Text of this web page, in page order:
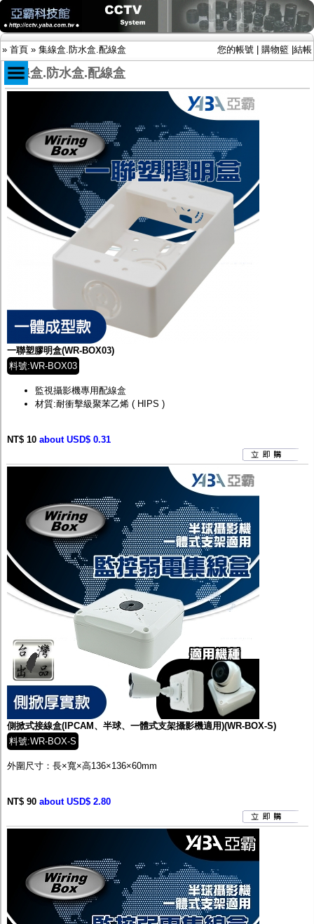
» 首頁 » 集線盒.防水盒.配線盒 您的帳號 購物籃 結帳
限時促銷特惠專案
IP網路攝影機及錄放影機
AHD DVR數位錄放影機
AHD半球型(適用屋內)
AHD中小型紅外線攝影機(適用騎樓、室內外)
AHD防護罩型攝影機(適用屋外，紅外線照射
距離遠）
AHD特殊功能型攝影機
旋轉型攝影機.旋轉台
傳統高解析攝影機
多路攝影機單軸傳輸
監聽器.麥克風
網路設備
視訊轉換設備
雙絞線傳輸器
雜訊改善器
分配放大器
網路線用水晶頭
線頭.插座.延長線.HDMI線
變壓器.避雷器
行車紀錄器.車用插座配件
電腦工業機殼
客訂商品
集線盒.防水盒.配線盒
一聯塑膠明盒(WR-BOX03)
料號:WR-BOX03
監視攝影機專用配線盒
材質:耐衝擊級聚苯乙烯 ( HIPS )
NT$ 10 about USD$ 0.31
側掀式接線盒(IPCAM、半球、一體式支架攝影機適用)(WR-BOX-S)
料號:WR-BOX-S
外圍尺寸：長×寬×高136×136×60mm
NT$ 90 about USD$ 2.80